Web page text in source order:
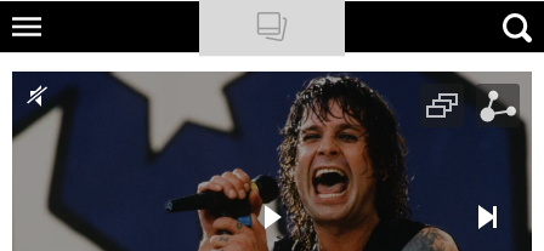
Skip
main
content
NATIONAL GEOGRAPHIC
TRAVELER
PODCASTY